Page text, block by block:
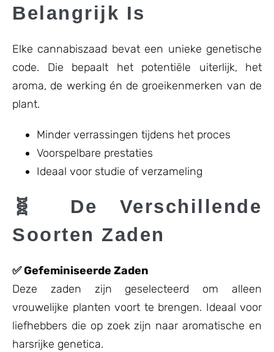
Belangrijk Is
Elke cannabiszaad bevat een unieke genetische
code. Die bepaalt het potentiële uiterlijk, het
aroma, de werking én de groeikenmerken van de
plant.
Minder verrassingen tijdens het proces
Voorspelbare prestaties
Ideaal voor studie of verzameling
🧬 De Verschillende
Soorten Zaden
✅ Gefeminiseerde Zaden
Deze zaden zijn geselecteerd om alleen
vrouwelijke planten voort te brengen. Ideaal voor
liefhebbers die op zoek zijn naar aromatische en
harsrijke genetica.